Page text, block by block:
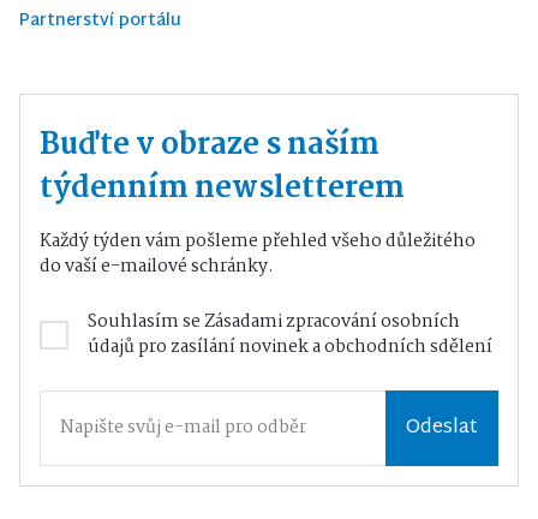
Partnerství portálu
Buďte v obraze s naším
týdenním newsletterem
Každý týden vám pošleme přehled všeho důležitého
do vaší e-mailové schránky.
Souhlasím seZásadami zpracování osobních
údajůpro zasílání novinek a obchodních sdělení
Odeslat